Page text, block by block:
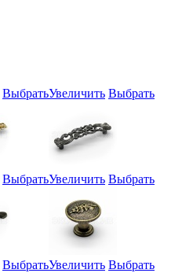
ВыбратьУвеличить Выбрать
ВыбратьУвеличить Выбрать
ВыбратьУвеличить Выбрать